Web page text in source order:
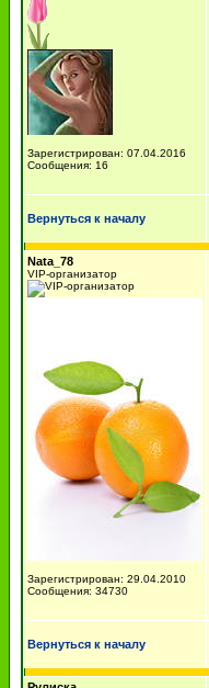
Зарегистрирован: 07.04.2016
Сообщения: 16
Вернуться к началу
Nata_78
VIP-организатор
Зарегистрирован: 29.04.2010
Сообщения: 34730
Вернуться к началу